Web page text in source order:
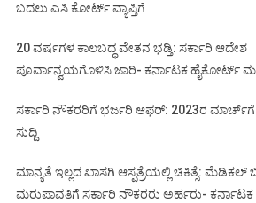
ಬದಲು ಎಸಿ ಕೋರ್ಟ್‌ ವ್ಯಾಪ್ತಿಗೆ
20 ವರ್ಷಗಳ ಕಾಲಬದ್ಧ ವೇತನ ಭಡ್ತಿ: ಸರ್ಕಾರಿ ಆದೇಶ
ಪೂರ್ವಾನ್ವಯಗೊಳಿಸಿ ಜಾರಿ- ಕರ್ನಾಟಕ ಹೈಕೋರ್ಟ್
ಸರ್ಕಾರಿ ನೌಕರರಿಗೆ ಭರ್ಜರಿ ಆಫರ್: 2023ರ
ಸುದ್ದಿ
ಮಾನ್ಯತೆ ಇಲ್ಲದ ಖಾಸಗಿ ಆಸ್ಪತ್ರೆಯಲ್ಲಿ ಚಿಕಿತ್ಸೆ: ಮೆಡಿಕಲ್
ಮರುಪಾವತಿಗೆ ಸರ್ಕಾರಿ ನೌಕರರು ಅರ್ಹರು-